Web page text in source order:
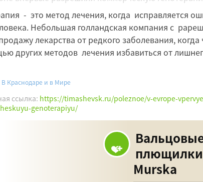
- это метод лечения, когда исправляется
Небольшая голландская компания с
лекарства от редкого заболевания,
других методов лечения избавиться от
В Краснодаре и в Мире
ссылка: https://timashevsk.ru/poleznoe/v-evrope-
genoterapiyu/
плющилки
Murska